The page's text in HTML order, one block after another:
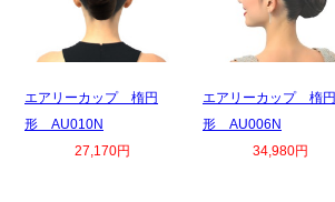
エアリーカップ 楕円
形 AU010N
27,170円
エアリーカップ 楕円
形 AU006N
34,980円